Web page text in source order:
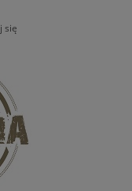
się